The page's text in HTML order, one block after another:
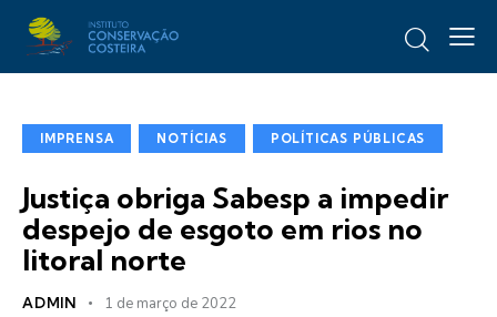
IMPRENSA NOTÍCIAS POLÍTICAS PÚBLICAS
Justiça obriga Sabesp a impedir
despejo de esgoto em rios no
litoral norte
ADMIN 1 de março de 2022